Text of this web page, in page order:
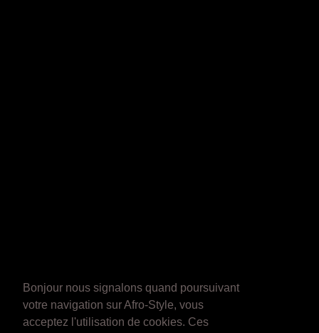
Bonjour nous signalons quand poursuivant
votre navigation sur Afro-Style, vous
acceptez l'utilisation de cookies. Ces